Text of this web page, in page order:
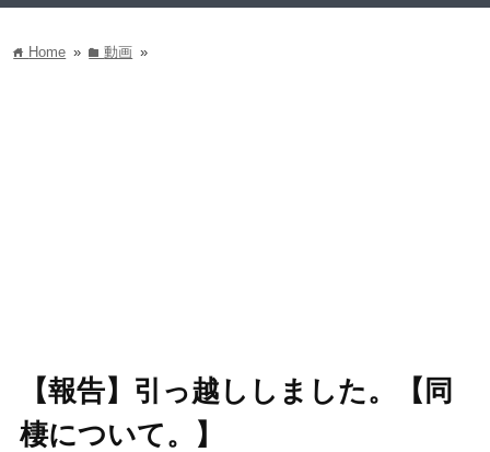
home Home » folder動画 »
【報告】引っ越ししました。【同
棲について。】